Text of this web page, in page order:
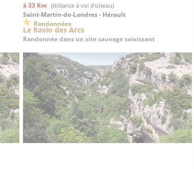
à 33 Km (distance à vol d'oiseau)
Saint-Martin-de-Londres - Hérault
Randonnées
Le Ravin des Arcs
Randonnée dans un site sauvage saisissant